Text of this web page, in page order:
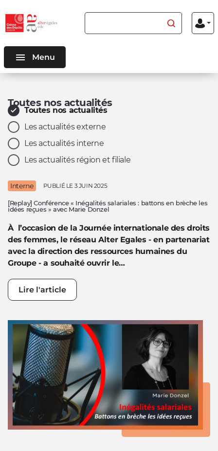
contenu
menu
Rechercher du contenu
Menu
Menu
Toutes nos actualités
Les actualités ont bien été filtrées par Toutes nos
Filtres les actualités par :
Toutes nos actualités
Les actualités externe
Les actualités interne
Les actualités région et filiale
[Replay] Conférence « Inégalités salariales : battons en brèche les
idées reçues » avec Marie Donzel
À l’occasion de la Journée internationale des droits
des femmes, le réseau Alter Egales - en partenariat
avec la direction des ressources humaines du
Groupe - a souhaité ouvrir le…
Interne PUBLIÉ LE 3 JUIN 2025
Lire l'article